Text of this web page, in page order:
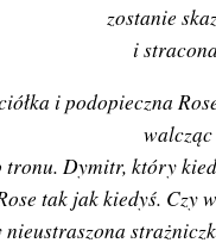
zostanie
i
i podopieczna
walcząc
Dymitr, który
tak jak kiedyś. Czy